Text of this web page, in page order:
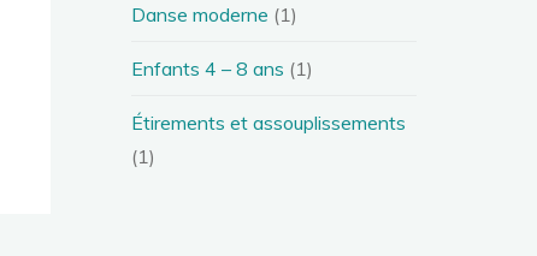
Danse moderne (1)
Enfants 4 – 8 ans (1)
Étirements et assouplissements
(1)